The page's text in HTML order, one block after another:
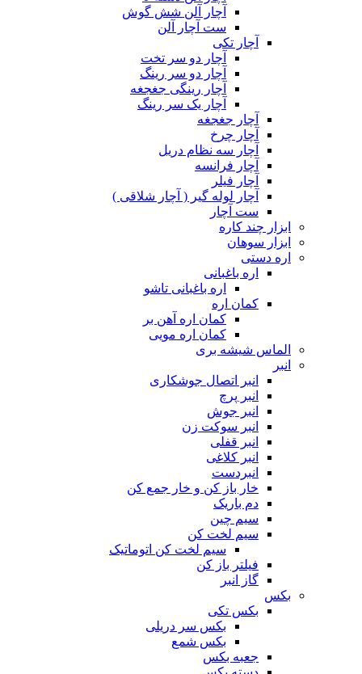
آچار آلن شش گوش
ست آچار آلن
آچار تکی
آچار دو سر تخت
آچار دو سر رینگ
آچار رینگی جغجغه
آچار یک سر رینگ
آچار جغجغه
آچار چرخ
آچار سه نظام دریل
آچار فرانسه
آچار فیلر
آچار لوله گیر ( آچار شلاقی )
ست آچار
ابزار چند کاره
ابزار سوهان
اره دستی
اره باغبانی
اره باغبانی تاشو
کمان اره
کمان اره آهن بر
کمان اره مویی
الماس شیشه بری
انبر
انبر اتصال جوشکاری
انبر پرچ
انبر جوش
انبر سوکت زن
انبر قفلی
انبر کلاغی
انبردست
خار باز کن و خار جمع کن
دم باریک
سیم چین
سیم لخت کن
سیم لخت کن اتوماتیک
فیلتر باز کن
گاز انبر
بکس
بکس تکی
بکس سر دریلی
بکس شمع
جعبه بکس